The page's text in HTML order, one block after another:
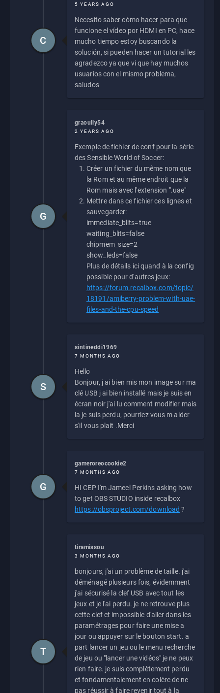
5 YEARS AGO
Necesito saber cómo hacer para que
funcione el vídeo por HDMI en PC, hace
mucho tiempo estoy buscando la
solución, si pueden hacer un tutorial les
agradezco ya que vi que hay muchos
usuarios con el mismo problema,
saludos
C
graoully54
2 YEARS AGO
Exemple de fichier de conf pour la série
des Sensible World of Soccer:
Créer un fichier du même nom que
la Rom et au même endroit que la
Rom mais avec l'extension ".uae"
Mettre dans ce fichier ces lignes et
sauvegarder:
immediate_blits=true
waiting_blits=false
chipmem_size=2
show_leds=false
Plus de détails ici quand à la config
possible pour d'autres jeux:
https://forum.recalbox.com/topic/
18191/amiberry-problem-with-uae-
files-and-the-cpu-speed
G
sintineddi1969
7 MONTHS AGO
Hello
Bonjour, j ai bien mis mon image sur ma
clé USB j ai bien installé mais je suis en
écran noir j'ai lu comment modifier mais
la je suis perdu, pourriez vous m aider
s'il vous plait .Merci
S
gameroreocookie2
7 MONTHS AGO
HI CEP I'm Jameel Perkins asking how
to get OBS STUDIO inside recalbox
https://obsproject.com/download ?
G
tiramissou
3 MONTHS AGO
bonjours, j'ai un problème de taille. j'ai
déménagé plusieurs fois, évidemment
j'ai sécurisé la clef USB avec tout les
jeux et je l'ai perdu. je ne retrouve plus
cette clef et impossible d'aller dans les
paramétrages pour faire une mise a
jour ou appuyer sur le bouton start. a
part lancer un jeu ou le menu recherche
de jeu ou "lancer une vidéos" je ne peux
rien faire. je suis complètement perdu
et fondamentalement en colère de ne
pas réussir à faire revenir tout à la
T